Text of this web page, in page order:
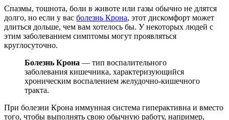
Спазмы, тошнота, боли в животе или газы обычно не длятся
долго, но если у вас болезнь Крона, этот дискомфорт может
длиться дольше, чем вам хотелось бы. У некоторых людей с
этим заболеванием симптомы могут проявляться
круглосуточно.
Болезнь Крона — тип воспалительного
заболевания кишечника, характеризующийся
хроническим воспалением желудочно-кишечного
тракта.
При болезни Крона иммунная система гиперактивна и вместо
того, чтобы выполнять свою обычную работу, например,